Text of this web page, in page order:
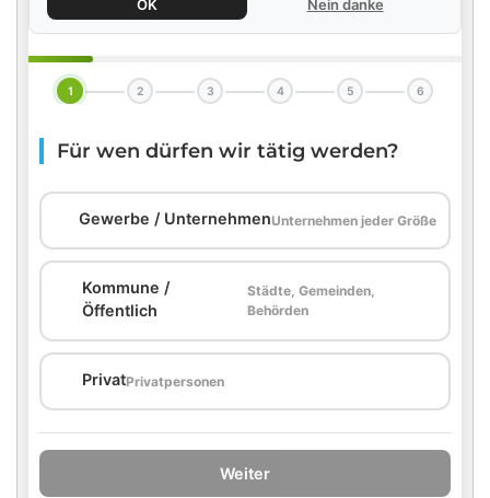
OK Nein danke
1 2 3 4 5 6
Für wen dürfen wir tätig werden?
Gewerbe / UnternehmenUnternehmen jeder Größe
Kommune /
Öffentlich
Städte, Gemeinden,
Behörden
PrivatPrivatpersonen
Weiter